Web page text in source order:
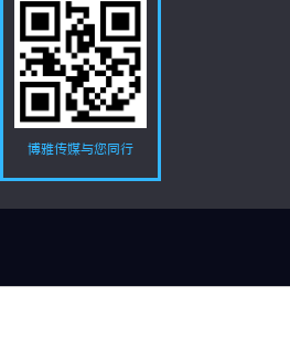
博雅传媒与您同行